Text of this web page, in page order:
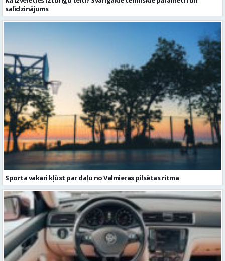
Sporta vakari kļūst par daļu no Valmieras pilsētas ritma